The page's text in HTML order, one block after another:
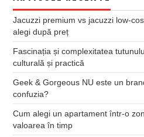
Jacuzzi premium vs jacuzzi low-
alegi după preț
Fascinația și complexitatea
culturală și practică
Geek & Gorgeous NU este un
confuzia?
Cum alegi un apartament într-o
valoarea în timp